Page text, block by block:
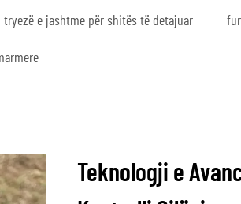
tryezë e jashtme për shitës të detajuar
Teknologji e